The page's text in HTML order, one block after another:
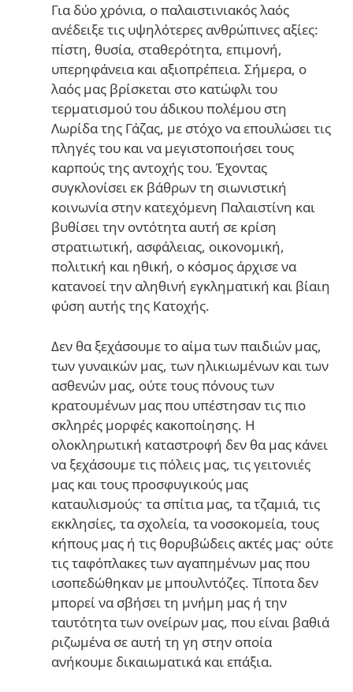
Για δύο χρόνια, ο παλαιστινιακός λαός
ανέδειξε τις υψηλότερες ανθρώπινες αξίες:
πίστη, θυσία, σταθερότητα, επιμονή,
υπερηφάνεια και αξιοπρέπεια. Σήμερα, ο
λαός μας βρίσκεται στο κατώφλι του
τερματισμού του άδικου πολέμου στη
Λωρίδα της Γάζας, με στόχο να επουλώσει τις
πληγές του και να μεγιστοποιήσει τους
καρπούς της αντοχής του. Έχοντας
συγκλονίσει εκ βάθρων τη σιωνιστική
κοινωνία στην κατεχόμενη Παλαιστίνη και
βυθίσει την οντότητα αυτή σε κρίση
στρατιωτική, ασφάλειας, οικονομική,
πολιτική και ηθική, ο κόσμος άρχισε να
κατανοεί την αληθινή εγκληματική και βίαιη
φύση αυτής της Κατοχής.
Δεν θα ξεχάσουμε το αίμα των παιδιών μας,
των γυναικών μας, των ηλικιωμένων και των
ασθενών μας, ούτε τους πόνους των
κρατουμένων μας που υπέστησαν τις πιο
σκληρές μορφές κακοποίησης. Η
ολοκληρωτική καταστροφή δεν θα μας κάνει
να ξεχάσουμε τις πόλεις μας, τις γειτονιές
μας και τους προσφυγικούς μας
καταυλισμούς· τα σπίτια μας, τα τζαμιά, τις
εκκλησίες, τα σχολεία, τα νοσοκομεία, τους
κήπους μας ή τις θορυβώδεις ακτές μας· ούτε
τις ταφόπλακες των αγαπημένων μας που
ισοπεδώθηκαν με μπουλντόζες. Τίποτα δεν
μπορεί να σβήσει τη μνήμη μας ή την
ταυτότητα των ονείρων μας, που είναι βαθιά
ριζωμένα σε αυτή τη γη στην οποία
ανήκουμε δικαιωματικά και επάξια.